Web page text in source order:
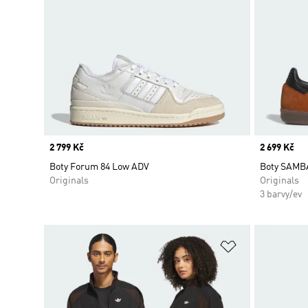
Price
2 799 Kč
Boty Forum 84 Low ADV
Originals
Price
2 699 Kč
Boty
Originals
3 barvy/ev